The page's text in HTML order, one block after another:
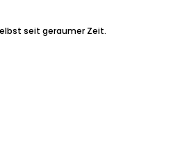
seit geraumer Zeit.